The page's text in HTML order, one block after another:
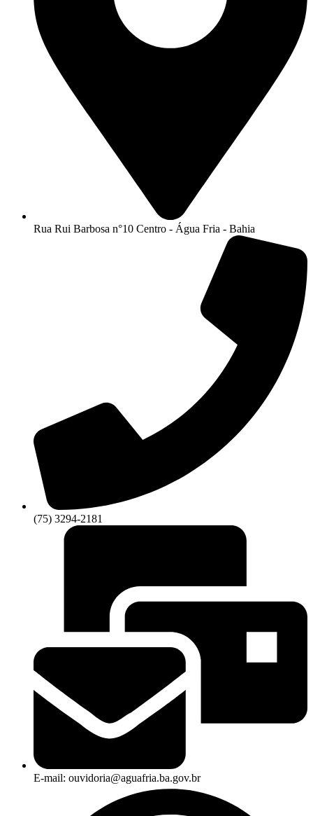
Rua Rui Barbosa n°10 Centro - Água Fria - Bahia
(75) 3294-2181
E-mail: ouvidoria@aguafria.ba.gov.br